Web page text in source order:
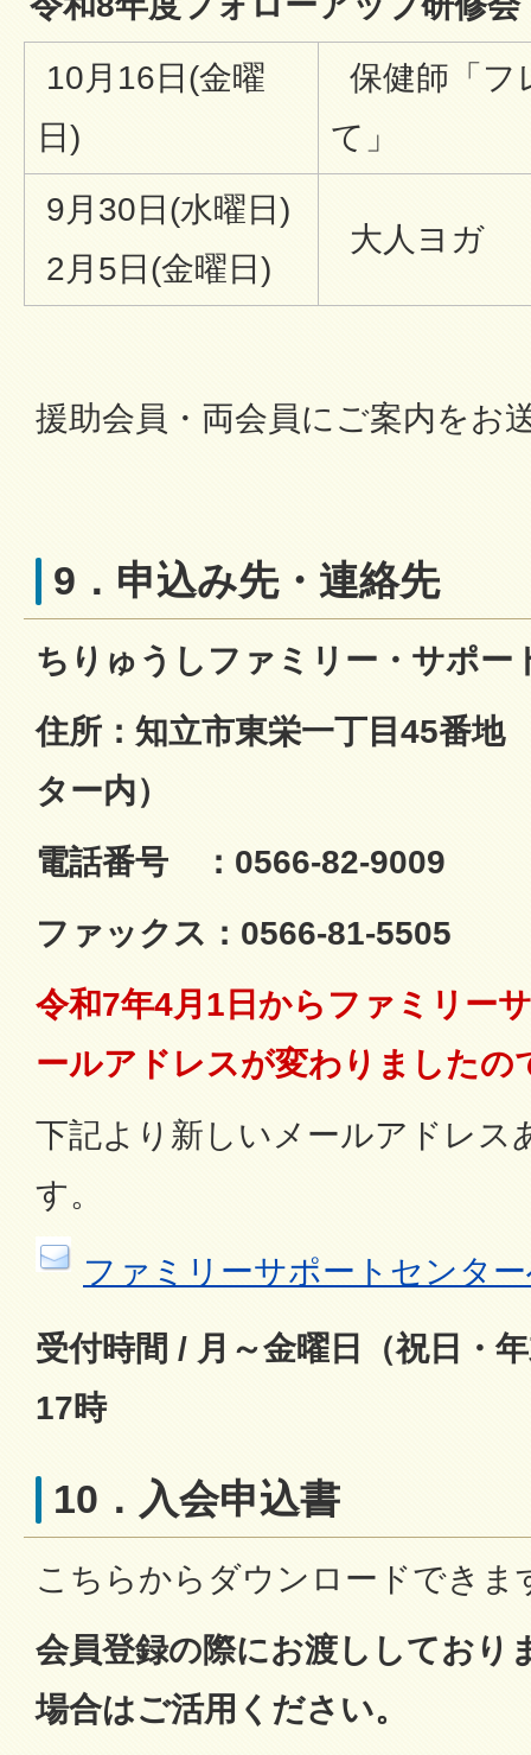
10月16日(金曜
日)
保健師「フ
て」
9月30日(水曜日)
2月5日(金曜日)
大人ヨガ
援助会員・両会員にご案内をお
9．申込み先・連絡先
ちりゅうしファミリー・サポー
住所：知立市東栄一丁目45番地
ター内）
電話番号 ：0566-82-9009
ファックス：0566-81-5505
令和7年4月1日からファミリー
ールアドレスが変わりましたの
下記より新しいメールアドレス
す。
ファミリーサポートセンタ
受付時間 / 月～金曜日（祝日・
17時
10．入会申込書
こちらからダウンロードできま
会員登録の際にお渡ししており
場合はご活用ください。